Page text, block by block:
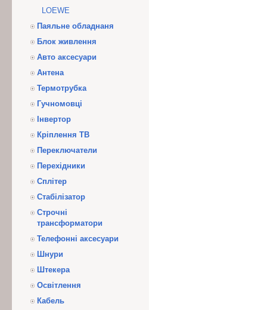
LOEWE
Паяльне обладнаня
Блок живлення
Авто аксесуари
Антена
Термотрубка
Гучномовці
Інвертор
Кріплення ТВ
Переключатели
Перехідники
Сплітер
Стабілізатор
Строчні
трансформатори
Телефонні аксесуари
Шнури
Штекера
Освітлення
Кабель